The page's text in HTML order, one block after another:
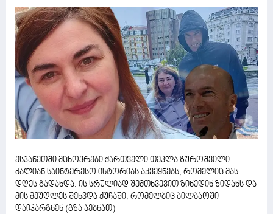
ესპანეთში მცხოვრები ქართველი თეკლა ზუროშვილი
ძალიან საინტერესო ისტორიას აქვეყნებს, რომელიც მას
დღეს გადახდა. ის სრულიად შემთხვევით ზინედინ ზიდანს და
მის მეუღლეს შეხვდა ქუჩაში, რომელბიც ბილბაოში
დაიკარგნენ (გზა აებნათ)